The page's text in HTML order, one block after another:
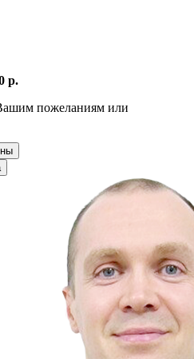
р.
пожеланиям или